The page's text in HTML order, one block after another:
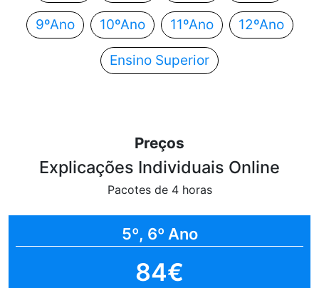
9ºAno 10ºAno 11ºAno 12ºAno
Ensino Superior
Preços
Explicações Individuais Online
Pacotes de 4 horas
5º, 6º Ano
84€